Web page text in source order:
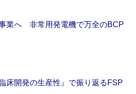
業へ 非常用発電機で万全のBCP
床開発の生産性』で振り返るFSP